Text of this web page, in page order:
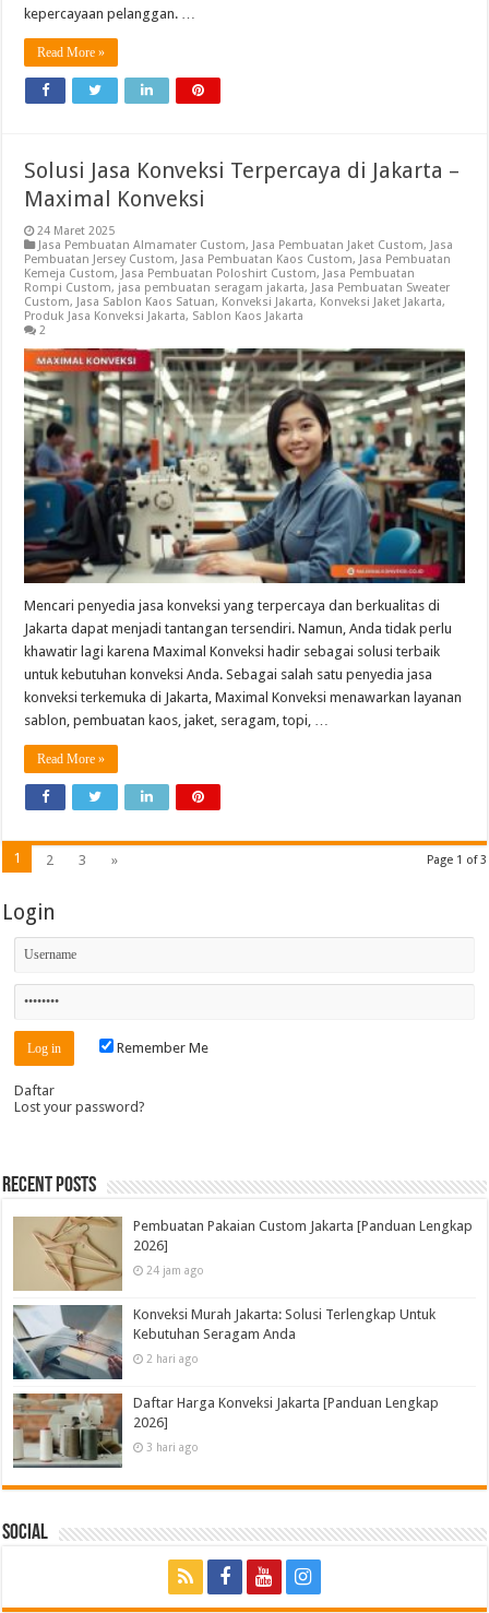
kepercayaan pelanggan. …
Read More »
Solusi Jasa Konveksi Terpercaya di Jakarta –
Maximal Konveksi
24 Maret 2025
Jasa Pembuatan Almamater Custom, Jasa Pembuatan Jaket Custom, Jasa
Pembuatan Jersey Custom, Jasa Pembuatan Kaos Custom, Jasa Pembuatan
Kemeja Custom, Jasa Pembuatan Poloshirt Custom, Jasa Pembuatan
Rompi Custom, jasa pembuatan seragam jakarta, Jasa Pembuatan Sweater
Custom, Jasa Sablon Kaos Satuan, Konveksi Jakarta, Konveksi Jaket Jakarta,
Produk Jasa Konveksi Jakarta, Sablon Kaos Jakarta
2
Mencari penyedia jasa konveksi yang terpercaya dan berkualitas di
Jakarta dapat menjadi tantangan tersendiri. Namun, Anda tidak perlu
khawatir lagi karena Maximal Konveksi hadir sebagai solusi terbaik
untuk kebutuhan konveksi Anda. Sebagai salah satu penyedia jasa
konveksi terkemuka di Jakarta, Maximal Konveksi menawarkan layanan
sablon, pembuatan kaos, jaket, seragam, topi, …
Read More »
Page 1 of 3
1 2 3 »
Login
Remember Me
Daftar
Lost your password?
Recent Posts
Pembuatan Pakaian Custom Jakarta [Panduan Lengkap
2026]
24 jam ago
Konveksi Murah Jakarta: Solusi Terlengkap Untuk
Kebutuhan Seragam Anda
2 hari ago
Daftar Harga Konveksi Jakarta [Panduan Lengkap
2026]
3 hari ago
Social